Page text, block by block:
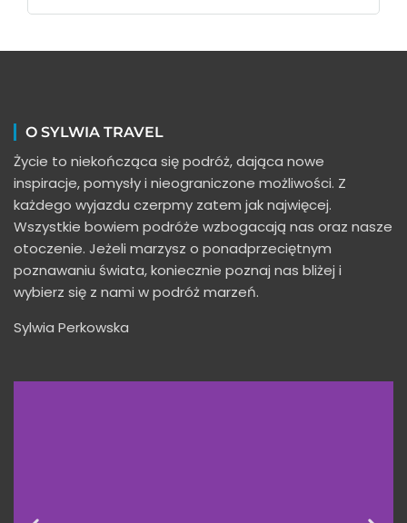
O SYLWIA TRAVEL
Życie to niekończąca się podróż, dająca nowe
inspiracje, pomysły i nieograniczone możliwości. Z
każdego wyjazdu czerpmy zatem jak najwięcej.
Wszystkie bowiem podróże wzbogacają nas oraz nasze
otoczenie. Jeżeli marzysz o ponadprzeciętnym
poznawaniu świata, koniecznie poznaj nas bliżej i
wybierz się z nami w podróż marzeń.
Sylwia Perkowska